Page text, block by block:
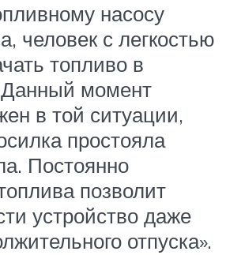
насосу
человек с легкостью
топливо в
момент
в той ситуации,
простояла
Постоянно
позволит
устройство даже
отпуска».